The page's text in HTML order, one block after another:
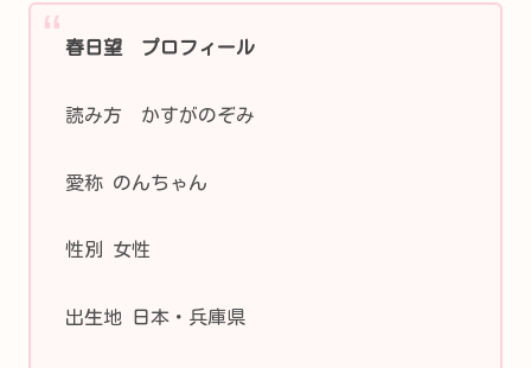
春日望 プロフィール
読み方 かすがのぞみ
愛称 のんちゃん
性別 女性
出生地 日本・兵庫県